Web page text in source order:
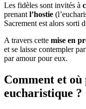
Les fidèles sont invités à
prenant l’hostie
Sacrement est alors sorti
A travers cette mise en
et se laisse contempler
par amour pour eux.
Comment et
eucharistique ?